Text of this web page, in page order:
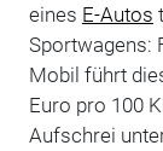
eines E-Autos
Sportwagens:
Mobil führt
Euro pro 100
Aufschrei